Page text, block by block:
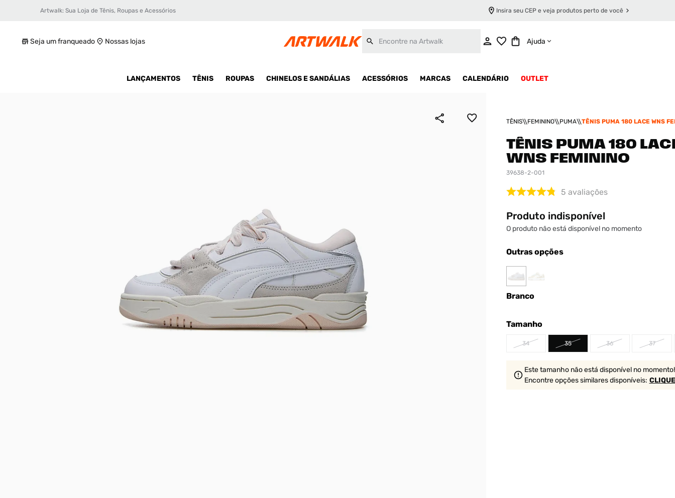
Artwalk: Sua Loja de Tênis, Roupas e Acessórios Insira seu CEP e veja produtos perto de você
Seja um franqueado Nossas lojas Ajuda
LANÇAMENTOS TÊNIS ROUPAS CHINELOS E SANDÁLIAS ACESSÓRIOS MARCAS CALENDÁRIO OUTLET
TÊNIS FEMININO PUMA TÊNIS PUMA 180 LACE WNS
TÊNIS PUMA 180
WNS FEMININO
39638-2-001
5 avaliações
Produto indisponível
O produto não está disponível no momento
Outras opções
Branco
Tamanho
34 35 36 37
Este tamanho não está disponível no momento!
Encontre opções similaresdisponíveis:
Tênis Puma 180 Lace Wns Feminino